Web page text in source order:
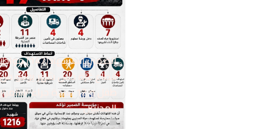
الضمير:
طفل و 12 سيدة جراء
المدنيين
أغسطس 1, 2026